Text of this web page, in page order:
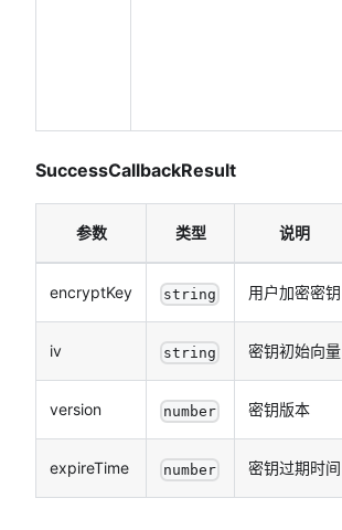
SuccessCallbackResult
参数 类型 说明
encryptKey string 用户加密密钥
iv string 密钥初始向量
version number 密钥版本
expireTime number 密钥过期时间